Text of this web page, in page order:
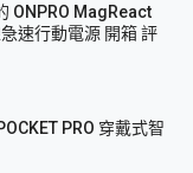
ONPRO MagReact
速行動電源 開箱 評
PRO 穿戴式智